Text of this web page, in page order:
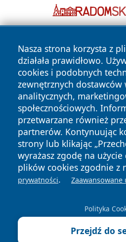
Nasza strona korzysta z
działała prawidłowo.
cookies i podobnych
zewnętrznych dostawców
analitycznych,
społecznościowych.
przetwarzane również
partnerów. Kontynuując
strony lub klikając
wyrażasz zgodę na
plików cookies zgodnie z
prywatności. Zaawansowane
Polityka
Przejdź do
Copyright © 2026 wostrowcu.pl
News Autorzy
Polityka
Prywatności